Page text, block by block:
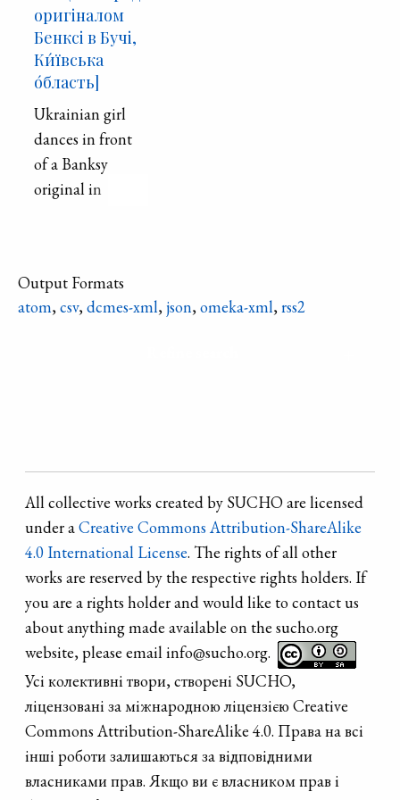
оригіналом
Бенксі в Бучі,
Ки́ївська
о́бласть]
Ukrainian girl
dances in front
of a Banksy
original in
showed up at the
perfect moment!"
Output Formats
atom, csv, dcmes-xml, json, omeka-xml, rss2
All collective works created by SUCHO are licensed
under aCreative Commons Attribution-ShareAlike
4.0 International License. The rights of all other
works are reserved by the respective rights holders. If
you are a rights holder and would like to contact us
about anything made available on the sucho.org
website, please email info@sucho.org.
Усі колективні твори, створені SUCHO,
ліцензовані за міжнародною ліцензією Creative
Commons Attribution-ShareAlike 4.0. Права на всі
інші роботи залишаються за відповідними
власниками прав. Якщо ви є власником прав і